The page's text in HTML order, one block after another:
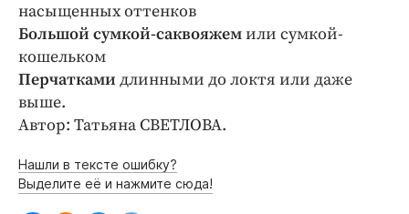
насыщенных оттенков
Большой сумкой-саквояжемили сумкой-
кошельком
Перчатками длинными до локтя или даже
выше.
Автор: Татьяна СВЕТЛОВА.
Нашли в тексте ошибку?
Выделите её и нажмите сюда!